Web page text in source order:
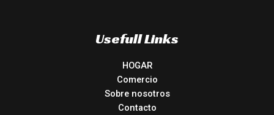
Usefull Links
HOGAR
Comercio
Sobre nosotros
Contacto